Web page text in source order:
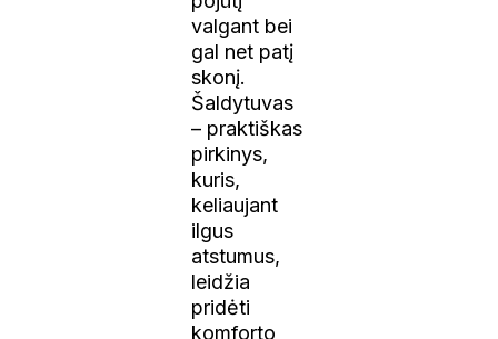
valgant bei
gal net patį
skonį.
Šaldytuvas
– praktiškas
pirkinys,
kuris,
keliaujant
ilgus
atstumus,
leidžia
pridėti
komforto